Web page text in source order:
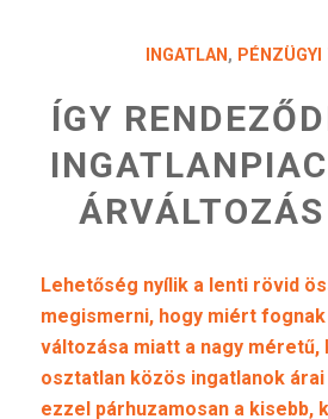
INGATLAN ,
ÍGY
Lehetőség nyílik a lenti rövid
megismerni, hogy miért
változása miatt a nagy
osztatlan közös ingatlanok árai
ezzel párhuzamosan a kisebb,